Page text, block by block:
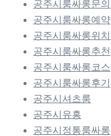
공주시룸싸롱문의
공주시룸싸롱예약
공주시룸싸롱위치
공주시룸싸롱추천
공주시룸싸롱코스
공주시룸싸롱후기
공주시셔츠룸
공주시유흥
공주시정통룸싸롱